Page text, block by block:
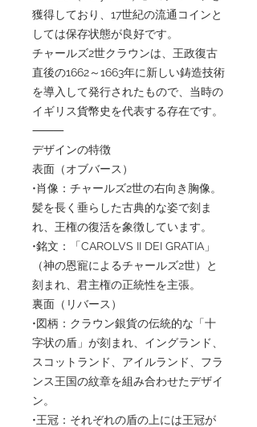
獲得しており、17世紀の流通コインと
しては保存状態が良好です。
チャールズ2世クラウンは、王政復古
直後の1662～1663年に新しい鋳造技術
を導入して発行されたもので、当時の
イギリス貨幣史を代表する存在です。
⸻
デザインの特徴
表面（オブバース）
•肖像：チャールズ2世の右向き胸像。
髪を長く垂らした古典的な姿で刻ま
れ、王権の復活を象徴しています。
•銘文：「CAROLVS II DEI GRATIA」
（神の恩寵によるチャールズ2世）と
刻まれ、君主権の正統性を主張。
裏面（リバース）
•図柄：クラウン銀貨の伝統的な「十
字状の盾」が刻まれ、イングランド、
スコットランド、アイルランド、フラ
ンス王国の紋章を組み合わせたデザイ
ン。
•王冠：それぞれの盾の上には王冠が